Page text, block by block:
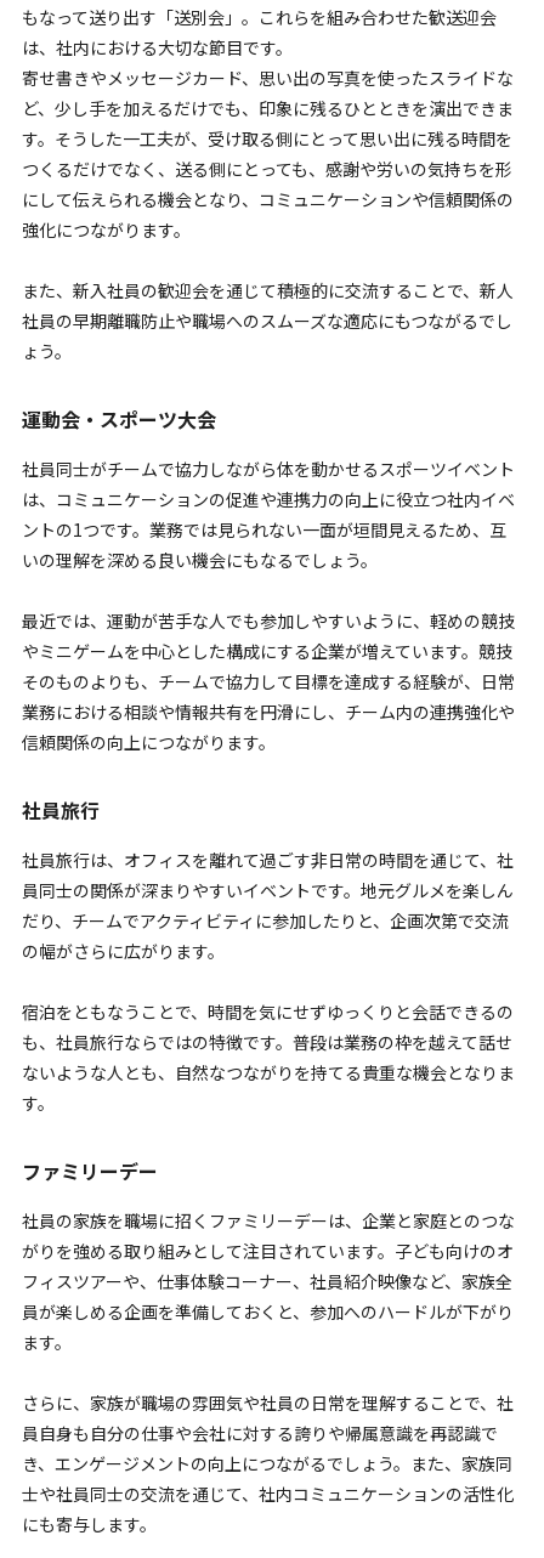
もなって送り出す「送別会」。これらを組み合わせた歓送迎会
は、社内における大切な節目です。
寄せ書きやメッセージカード、思い出の写真を使ったスライドな
ど、少し手を加えるだけでも、印象に残るひとときを演出できま
す。そうした一工夫が、受け取る側にとって思い出に残る時間を
つくるだけでなく、送る側にとっても、感謝や労いの気持ちを形
にして伝えられる機会となり、コミュニケーションや信頼関係の
強化につながります。
また、新入社員の歓迎会を通じて積極的に交流することで、新人
社員の早期離職防止や職場へのスムーズな適応にもつながるでし
ょう。
運動会・スポーツ大会
社員同士がチームで協力しながら体を動かせるスポーツイベント
は、コミュニケーションの促進や連携力の向上に役立つ社内イベ
ントの1つです。業務では見られない一面が垣間見えるため、互
いの理解を深める良い機会にもなるでしょう。
最近では、運動が苦手な人でも参加しやすいように、軽めの競技
やミニゲームを中心とした構成にする企業が増えています。競技
そのものよりも、チームで協力して目標を達成する経験が、日常
業務における相談や情報共有を円滑にし、チーム内の連携強化や
信頼関係の向上につながります。
社員旅行
社員旅行は、オフィスを離れて過ごす非日常の時間を通じて、社
員同士の関係が深まりやすいイベントです。地元グルメを楽しん
だり、チームでアクティビティに参加したりと、企画次第で交流
の幅がさらに広がります。
宿泊をともなうことで、時間を気にせずゆっくりと会話できるの
も、社員旅行ならではの特徴です。普段は業務の枠を越えて話せ
ないような人とも、自然なつながりを持てる貴重な機会となりま
す。
ファミリーデー
社員の家族を職場に招くファミリーデーは、企業と家庭とのつな
がりを強める取り組みとして注目されています。子ども向けのオ
フィスツアーや、仕事体験コーナー、社員紹介映像など、家族全
員が楽しめる企画を準備しておくと、参加へのハードルが下がり
ます。
さらに、家族が職場の雰囲気や社員の日常を理解することで、社
員自身も自分の仕事や会社に対する誇りや帰属意識を再認識で
き、エンゲージメントの向上につながるでしょう。また、家族同
士や社員同士の交流を通じて、社内コミュニケーションの活性化
にも寄与します。